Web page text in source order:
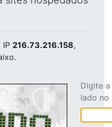
IP 216.73.216.158,
Digite
lado no